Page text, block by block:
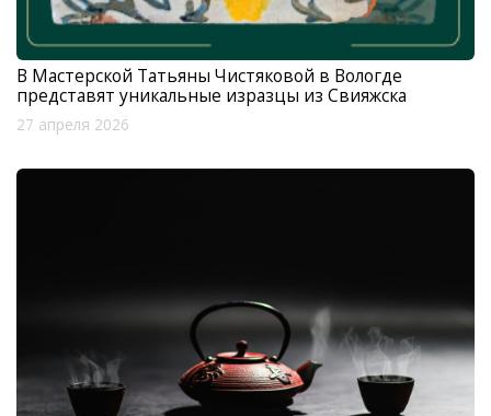
В Мастерской Татьяны Чистяковой в Вологде
представят уникальные изразцы из Свияжска
27 апреля 2026